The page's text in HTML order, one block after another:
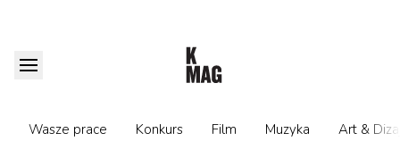
Wasze prace Konkurs Film Muzyka Art &